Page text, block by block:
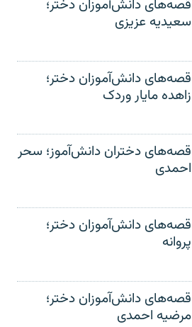
قصه‌های دانش‌آموزان دختر؛
سعیدیه عزیزی
قصه‌های دانش‌آموزان دختر؛
زاهده مایار وردک
قصه‌های دختران دانش‌آموز؛ سحر
احمدی
قصه‌های دانش‌آموزان دختر؛
پروانه
قصه‌های دانش‌آموزان دختر؛
مرضیه احمدی